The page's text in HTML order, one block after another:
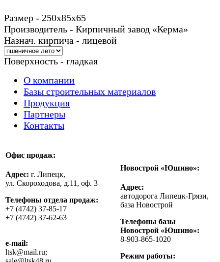
Размер - 250х85х65
Производитель - Кирпичный завод «Керма»
Назнач. кирпича - лицевой
Поверхность - гладкая
О компании
Базы строительных материалов
Продукция
Партнеры
Контакты
Офис продаж:
Адрес: г. Липецк,
ул. Скороходова, д.11, оф. 3
Телефоны отдела продаж:
+7 (4742) 37-85-17
+7 (4742) 37-62-63
e-mail:
ltsk@mail.ru;
Новострой «Юшино»:
Адрес:
автодорога Липецк-Грязи,
база Новострой
Телефоны базы
Новострой «Юшино»:
8-903-865-1020
Режим работы: